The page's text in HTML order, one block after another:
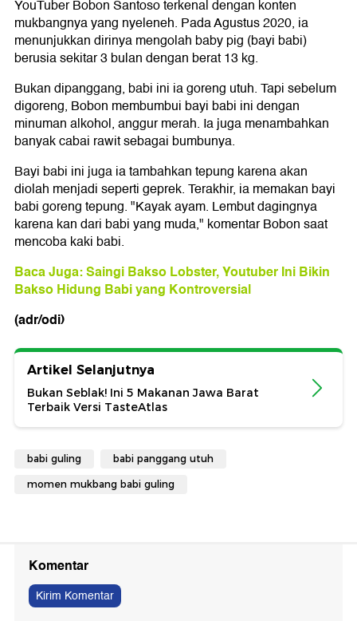
YouTuber Bobon Santoso terkenal dengan konten
mukbangnya yang nyeleneh. Pada Agustus 2020, ia
menunjukkan dirinya mengolah baby pig (bayi babi)
berusia sekitar 3 bulan dengan berat 13 kg.
Bukan dipanggang, babi ini ia goreng utuh. Tapi sebelum
digoreng, Bobon membumbui bayi babi ini dengan
minuman alkohol, anggur merah. Ia juga menambahkan
banyak cabai rawit sebagai bumbunya.
Bayi babi ini juga ia tambahkan tepung karena akan
diolah menjadi seperti geprek. Terakhir, ia memakan bayi
babi goreng tepung. "Kayak ayam. Lembut dagingnya
karena kan dari babi yang muda," komentar Bobon saat
mencoba kaki babi.
Baca Juga: Saingi Bakso Lobster, Youtuber Ini Bikin
Bakso Hidung Babi yang Kontroversial
(adr/odi)
Artikel Selanjutnya
Bukan Seblak! Ini 5 Makanan Jawa Barat
Terbaik Versi TasteAtlas
babi guling babi panggang utuh
momen mukbang babi guling
Komentar
Kirim Komentar